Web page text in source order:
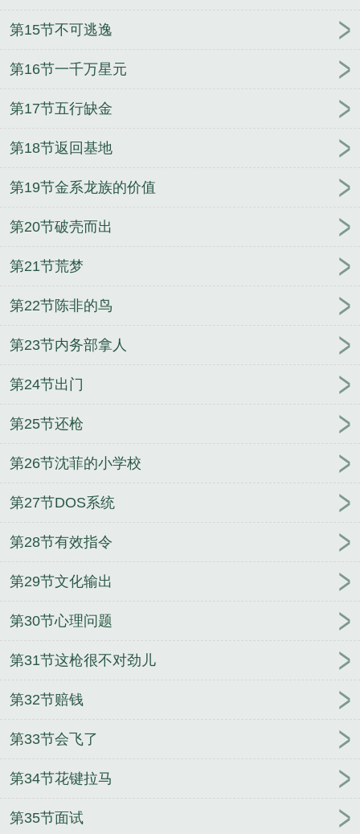
第15节不可逃逸
第16节一千万星元
第17节五行缺金
第18节返回基地
第19节金系龙族的价值
第20节破壳而出
第21节荒梦
第22节陈非的鸟
第23节内务部拿人
第24节出门
第25节还枪
第26节沈菲的小学校
第27节DOS系统
第28节有效指令
第29节文化输出
第30节心理问题
第31节这枪很不对劲儿
第32节赔钱
第33节会飞了
第34节花键拉马
第35节面试